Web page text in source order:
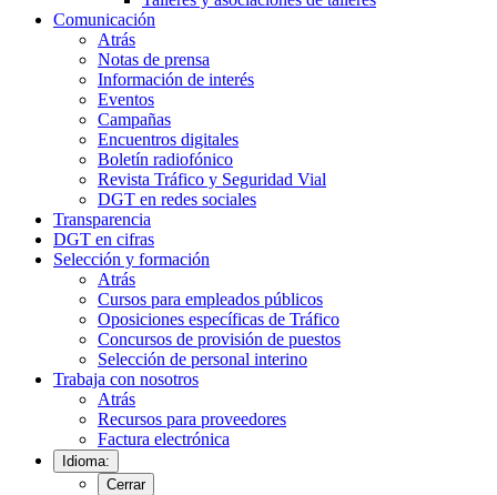
Comunicación
Atrás
Notas de prensa
Información de interés
Eventos
Campañas
Encuentros digitales
Boletín radiofónico
Revista Tráfico y Seguridad Vial
DGT en redes sociales
Transparencia
DGT en cifras
Selección y formación
Atrás
Cursos para empleados públicos
Oposiciones específicas de Tráfico
Concursos de provisión de puestos
Selección de personal interino
Trabaja con nosotros
Atrás
Recursos para proveedores
Factura electrónica
Idioma:
Cerrar